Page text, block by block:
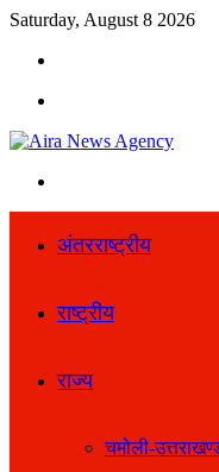
Saturday, August 8 2026
अंतरराष्ट्रीय
राष्ट्रीय
राज्य
चमोली-